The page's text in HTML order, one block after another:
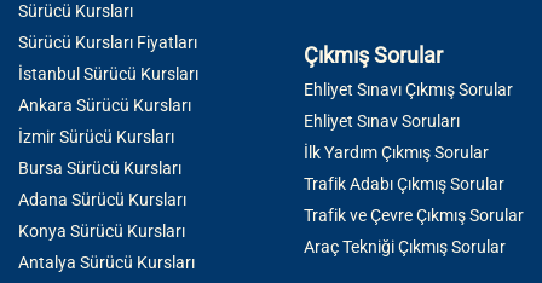
Sürücü Kursları
Sürücü Kursları Fiyatları
İstanbul Sürücü Kursları
Ankara Sürücü Kursları
İzmir Sürücü Kursları
Bursa Sürücü Kursları
Adana Sürücü Kursları
Konya Sürücü Kursları
Antalya Sürücü Kursları
Çıkmış Sorular
Ehliyet Sınavı Çıkmış Sorular
Ehliyet Sınav Soruları
İlk Yardım Çıkmış Sorular
Trafik Adabı Çıkmış Sorular
Trafik ve Çevre Çıkmış Sorular
Araç Tekniği Çıkmış Sorular